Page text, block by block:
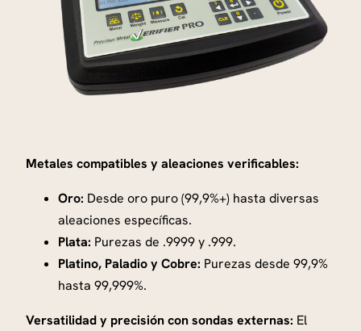
s
a
Metales compatibles y aleaciones verificables:
Oro: Desde oro puro (99,9%+) hasta diversas
aleaciones específicas.
Plata: Purezas de .9999 y .999.
Platino, Paladio y Cobre: Purezas desde 99,9%
hasta 99,999%.
Versatilidad y precisión con sondas externas: El